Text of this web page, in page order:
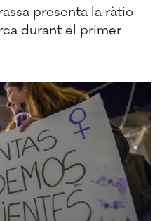
presenta la ràtio
durant el primer